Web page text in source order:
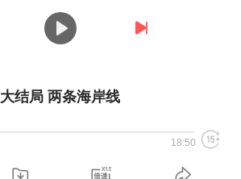
大结局 两条海岸线
18:50